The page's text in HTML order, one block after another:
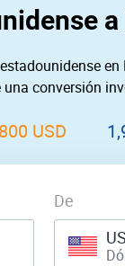
crediticio
Cerca de Mí
de Mí
Cerca de Mí
conversión
USD
De